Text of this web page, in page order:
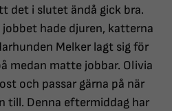
det i slutet ändå gick bra.
jobbet hade djuren, katterna
Melker lagt sig för
medan matte jobbar. Olivia
och passar gärna på när
till. Denna eftermiddag har